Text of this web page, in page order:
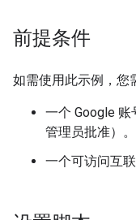
前提条件
如需使用此示例，您
一个 Google
管理员批准）。
一个可访问互